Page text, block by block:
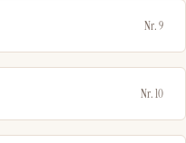
Nr. 9
Nr. 10